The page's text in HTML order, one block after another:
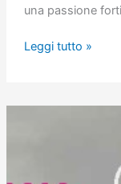
una passione
Partita
Leggi tutto »